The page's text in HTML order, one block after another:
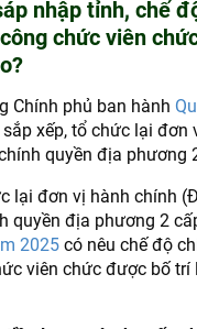
nhập tỉnh, chế
chức viên
Chính phủ ban hành
xếp, tổ chức lại đơn
quyền địa phương
lại đơn vị hành chính
quyền địa phương 2
2025có nêu chế độ
viên chức được bố